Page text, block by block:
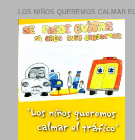
LOS NIÑOS QUEREMOS CALMAR